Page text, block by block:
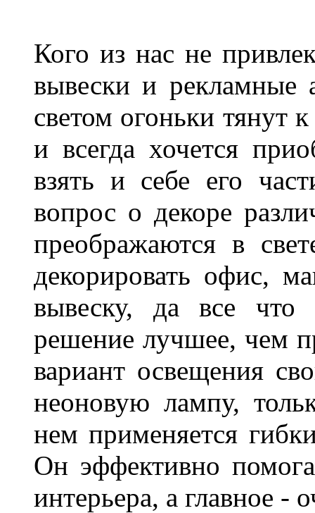
Кого из нас не
вывески и рекламные
светом огоньки тянут
и всегда хочется
взять и себе его
вопрос о декоре
преображаются в
декорировать офис,
вывеску, да все
решение лучшее, чем
вариант освещения
неоновую лампу,
нем применяется
Он эффективно
интерьера, а главное